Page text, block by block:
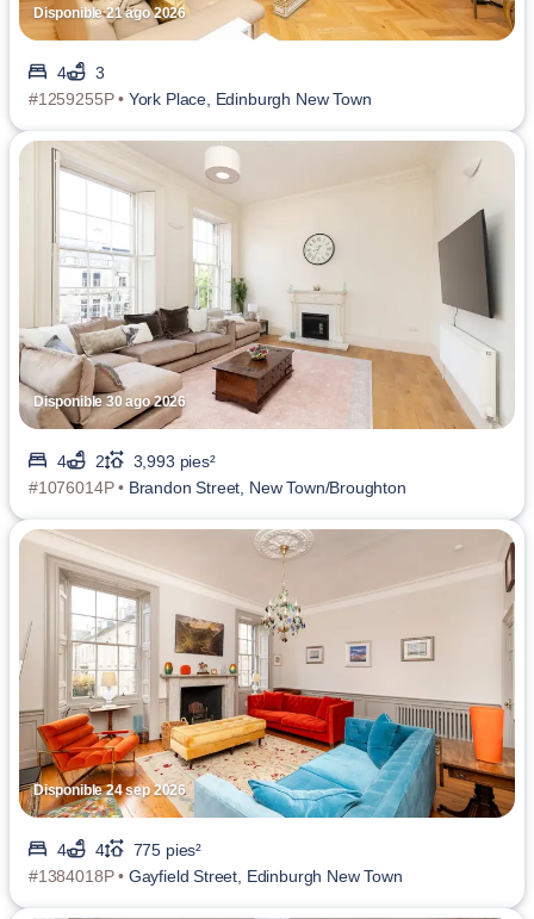
Disponible 21 ago 2026
4
3
#1259255P • York Place, Edinburgh New Town
Disponible 30 ago 2026
4 2
3,993 pies²
#1076014P • Brandon Street, New Town/Broughton
Disponible 24 sep 2026
4 4
775 pies²
#1384018P • Gayfield Street, Edinburgh New Town